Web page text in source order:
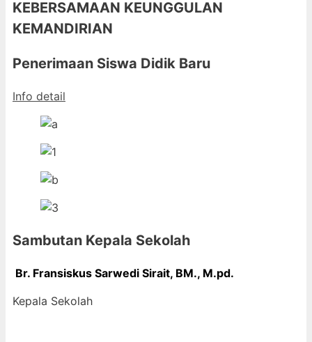
KEBERSAMAAN KEUNGGULAN
KEMANDIRIAN
Penerimaan Siswa Didik Baru
Info detail
Sambutan Kepala Sekolah
Br. Fransiskus Sarwedi Sirait, BM., M.pd.
Kepala Sekolah